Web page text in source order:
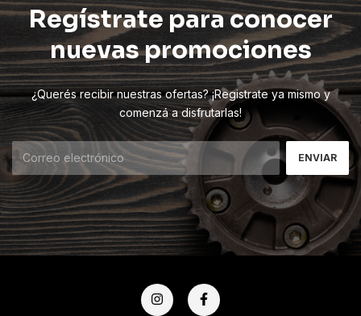
Regístrate para conocer
nuevas promociones
¿Querés recibir nuestras ofertas? ¡Registrate ya mismo y
comenzá a disfrutarlas!